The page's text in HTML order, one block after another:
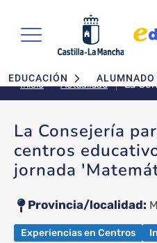
Navegación principal
EDUCACIÓN
Inicio Actualidad
La
los
Calle'
La Consejería
centros
jornada
Provincia/localidad
Experiencias en Centros